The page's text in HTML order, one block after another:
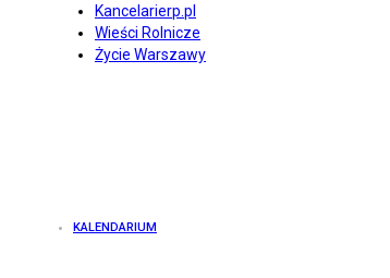
Kancelarierp.pl
Wieści Rolnicze
Życie Warszawy
KALENDARIUM